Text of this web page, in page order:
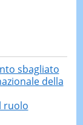
sbagliato
della
ruolo